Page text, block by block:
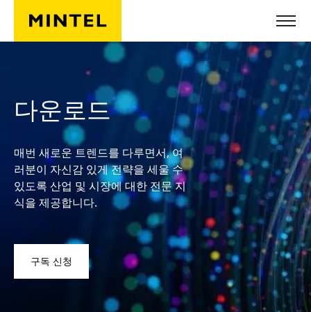
Skip to main content
다운로드
매번 새로운 트렌드를 다루면서, 여
러분이 자신감 있게 전략을 세울 수
있도록 산업 및 시장에 대한 전문 지
식을 제공합니다.
구독 신청